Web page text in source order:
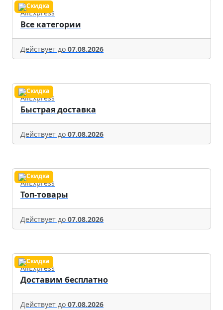
AliExpress
Все категории
Действует до 07.08.2026
AliExpress
Быстрая доставка
Действует до 07.08.2026
AliExpress
Топ-товары
Действует до 07.08.2026
AliExpress
Доставим бесплатно
Действует до 07.08.2026